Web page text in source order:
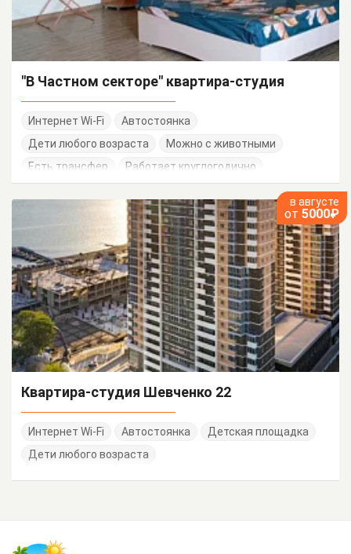
"В Частном секторе" квартира-студия
Интернет Wi-Fi
Автостоянка
Дети любого возраста
Можно с животными
Есть трансфер
Работает круглогодично
в августе
от 5000₽
Квартира-студия Шевченко 22
Интернет Wi-Fi Автостоянка
Детская площадка
Дети любого возраста